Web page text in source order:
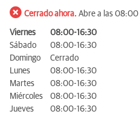
Cerrado ahora. Abre a las 08:00
Viernes
08:00-16:30
Sábado
08:00-16:30
Domingo
Cerrado
Lunes
08:00-16:30
Martes
08:00-16:30
Miércoles
08:00-16:30
Jueves
08:00-16:30